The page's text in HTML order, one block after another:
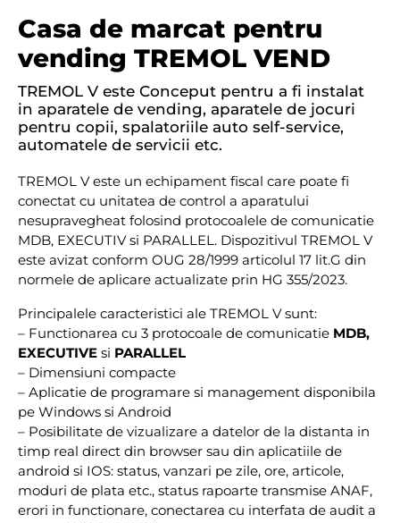
Casa de marcat pentru
vending TREMOL VEND
TREMOL V este Conceput pentru a fi instalat
in aparatele de vending, aparatele de jocuri
pentru copii, spalatoriile auto self-service,
automatele de servicii etc.
TREMOL V este un echipament fiscal care poate fi
conectat cu unitatea de control a aparatului
nesupravegheat folosind protocoalele de comunicatie
MDB, EXECUTIV si PARALLEL. Dispozitivul TREMOL V
este avizat conform OUG 28/1999 articolul 17 lit.G din
normele de aplicare actualizate prin HG 355/2023.
Principalele caracteristici ale TREMOL V sunt:
– Functionarea cu 3 protocoale de comunicatie MDB,
EXECUTIVE si PARALLEL
– Dimensiuni compacte
– Aplicatie de programare si management disponibila
pe Windows si Android
– Posibilitate de vizualizare a datelor de la distanta in
timp real direct din browser sau din aplicatiile de
android si IOS: status, vanzari pe zile, ore, articole,
moduri de plata etc., status rapoarte transmise ANAF,
erori in functionare, conectarea cu interfata de audit a